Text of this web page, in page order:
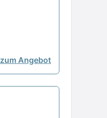
zum Angebot